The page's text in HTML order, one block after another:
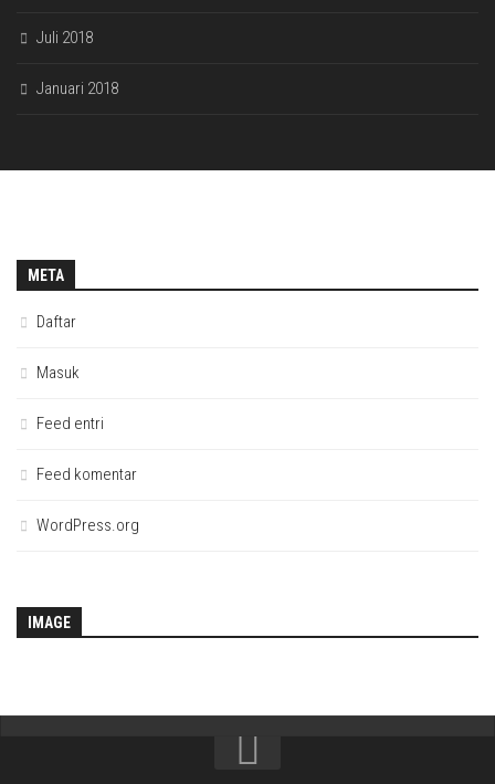
Juli 2018
Januari 2018
META
Daftar
Masuk
Feed entri
Feed komentar
WordPress.org
IMAGE